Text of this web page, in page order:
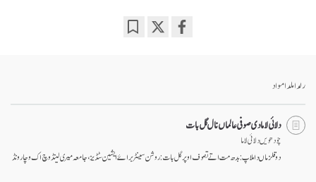
رلدا ملدا مواد
دلائی لاما دی صوفی عالماں نال گل بات
چودھویں دلائی لاما
دو قلزماں دا ملاپ: بدھ مت اتے تصوف اوپر گل بات: روشن سینٹر برائے ایشین سٹڈیز، جامعہ میری لینڈ وچ اک وچار ونڈ